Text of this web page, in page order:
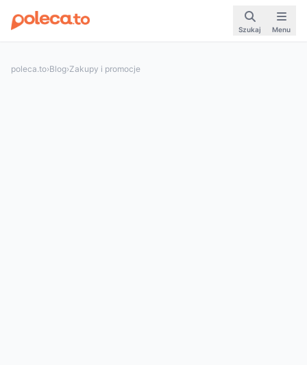
Szukaj Menu
poleca.to›Blog›Zakupy i promocje